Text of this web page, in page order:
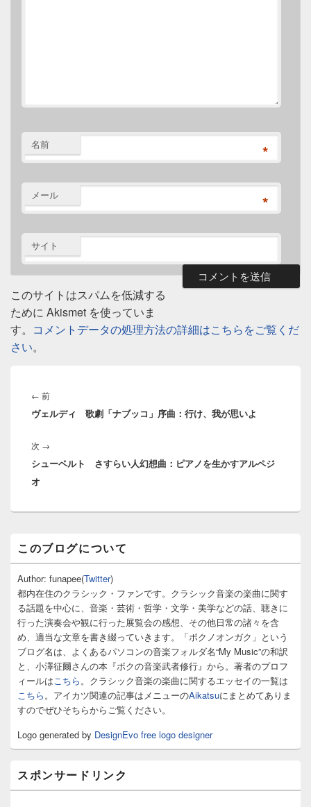
名前 *
メール *
サイト
このサイトはスパムを低減する
ために Akismet を使っていま
す。 コメントデータの処理方法の詳細はこちらをご覧くだ
さい。
稿
ナ
ゲ
ー
シ
ョ
← 前前
の
ヴェルディ 歌劇「ナブッコ」序曲：行け、我が思いよ
次 →
の
シューベルト さすらい人幻想曲：ピアノを生かすアルペジ
オ
ン
サ
イ
バ
ー
ウ
ィ
ト
ア
このブログについて
Author: funapee(Twitter)
都内在住のクラシック・ファンです。クラシック音楽の楽曲に関す
る話題を中心に、音楽・芸術・哲学・文学・美学などの話、聴きに
行った演奏会や観に行った展覧会の感想、その他日常の諸々を含
め、適当な文章を書き綴っていきます。「ボクノオンガク」という
ブログ名は、よくあるパソコンの音楽フォルダ名“My Music”の和訳
と、小澤征爾さんの本『ボクの音楽武者修行』から。著者のプロフ
ィールはこちら。クラシック音楽の楽曲に関するエッセイの一覧は
こちら。アイカツ関連の記事はメニューのAikatsuにまとめてありま
すのでぜひそちらからご覧ください。
Logo generated by DesignEvo free logo designer
スポンサードリンク